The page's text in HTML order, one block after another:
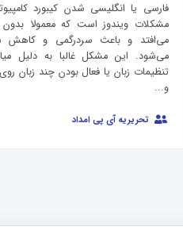
فارسی یا انگلیسی شدن کیبورد
مشکلات ویندوز است که معمولا
می‌افتد و باعث سردرگمی و کاهش
می‌شود. این مشکل غالبا به دلیل
تنظیمات زبان یا فعال بودن چند زبان
و...
تحریریه آی پی امداد